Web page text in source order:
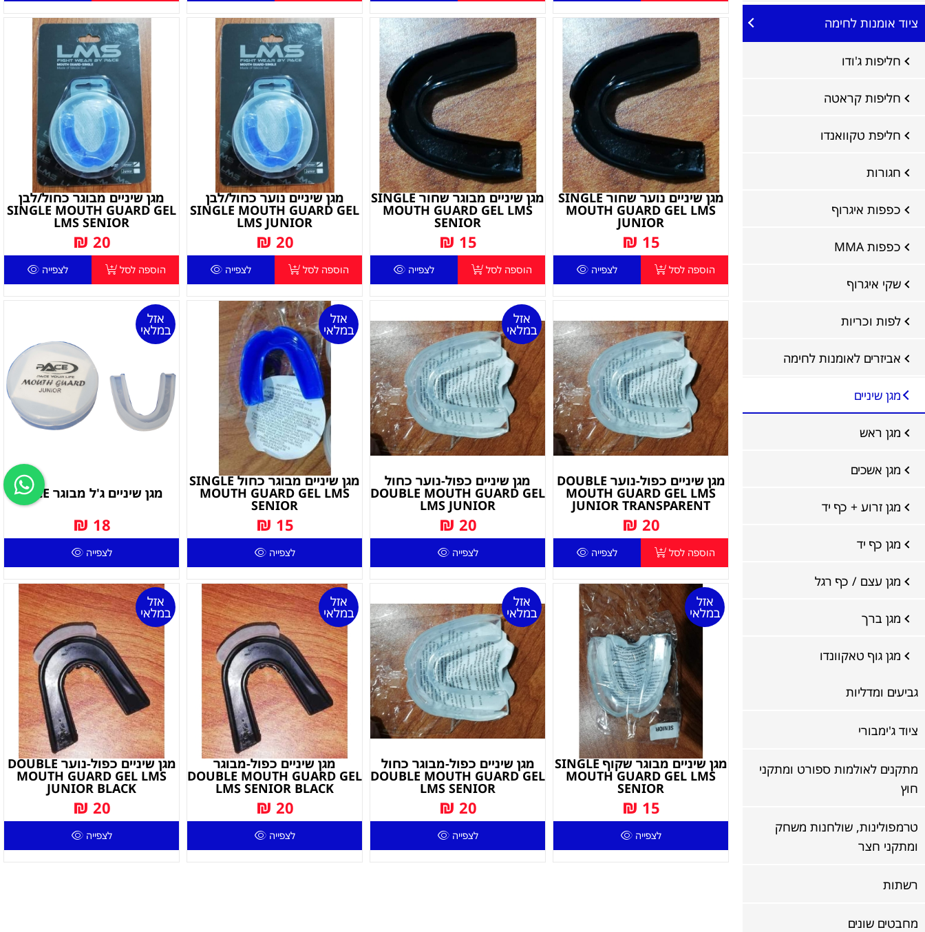
ציוד אומנות לחימה
חליפות ג'ודו
חליפות קראטה
חליפת טקוואנדו
חגורות
כפפות איגרוף
כפפות MMA
שקי איגרוף
לפות וכריות
אביזרים לאומנות לחימה
מגן שיניים
מגן ראש
מגן אשכים
מגן זרוע + כף יד
מגן כף יד
מגן עצם / כף רגל
מגן ברך
מגן גוף טאקוונדו
גביעים ומדליות
ציוד ג'ימבורי
מתקנים לאולמות ספורט ומתקני
חוץ
טרמפולינות, שולחנות משחק
ומתקני חצר
רשתות
מחבטים שונים
מגן שיניים נוער שחור SINGLE
MOUTH GUARD GEL LMS
JUNIOR
15
₪
הוספה לסל לצפייה
מגן שיניים מבוגר שחור SINGLE
MOUTH GUARD GEL LMS
SENIOR
15
₪
הוספה לסל לצפייה
מגן שיניים נוער כחול/לבן
SINGLE MOUTH GUARD GEL
LMS JUNIOR
20
₪
הוספה לסל לצפייה
מגן שיניים מבוגר כחול/לבן
SINGLE MOUTH GUARD GEL
LMS SENIOR
20
₪
הוספה לסל לצפייה
מגן שיניים כפול-נוער DOUBLE
MOUTH GUARD GEL LMS
JUNIOR TRANSPARENT
20
₪
הוספה לסל לצפייה
אזל
במלאי
מגן שיניים כפול-נוער כחול
DOUBLE MOUTH GUARD GEL
LMS JUNIOR
20
₪
לצפייה
אזל
במלאי
מגן שיניים מבוגר כחול SINGLE
MOUTH GUARD GEL LMS
SENIOR
15
₪
לצפייה
אזל
במלאי
מגן שיניים ג'ל מבוגר PACE
18
₪
לצפייה
אזל
במלאי
מגן שיניים מבוגר שקוף SINGLE
MOUTH GUARD GEL LMS
SENIOR
15
₪
לצפייה
אזל
במלאי
מגן שיניים כפול-מבוגר כחול
DOUBLE MOUTH GUARD GEL
LMS SENIOR
20
₪
לצפייה
אזל
במלאי
מגן שיניים כפול-מבוגר
DOUBLE MOUTH GUARD GEL
LMS SENIOR BLACK
20
₪
לצפייה
אזל
במלאי
מגן שיניים כפול-נוער DOUBLE
MOUTH GUARD GEL LMS
JUNIOR BLACK
20
₪
לצפייה